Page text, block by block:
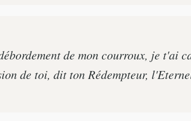
de mon courroux, je t'ai
de toi, dit ton Rédempteur,